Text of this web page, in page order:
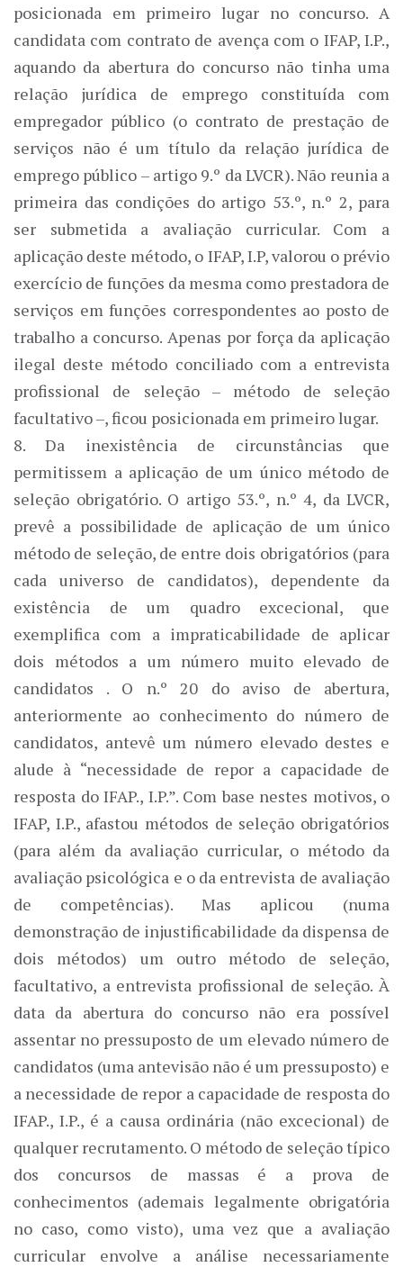
posicionada em primeiro lugar no concurso. A
candidata com contrato de avença com o IFAP, I.P.,
aquando da abertura do concurso não tinha uma
relação jurídica de emprego constituída com
empregador público (o contrato de prestação de
serviços não é um título da relação jurídica de
emprego público – artigo 9.º da LVCR). Não reunia a
primeira das condições do artigo 53.º, n.º 2, para
ser submetida a avaliação curricular. Com a
aplicação deste método, o IFAP, I.P, valorou o prévio
exercício de funções da mesma como prestadora de
serviços em funções correspondentes ao posto de
trabalho a concurso. Apenas por força da aplicação
ilegal deste método conciliado com a entrevista
profissional de seleção – método de seleção
facultativo –, ficou posicionada em primeiro lugar.
8. Da inexistência de circunstâncias que
permitissem a aplicação de um único método de
seleção obrigatório. O artigo 53.º, n.º 4, da LVCR,
prevê a possibilidade de aplicação de um único
método de seleção, de entre dois obrigatórios (para
cada universo de candidatos), dependente da
existência de um quadro excecional, que
exemplifica com a impraticabilidade de aplicar
dois métodos a um número muito elevado de
candidatos . O n.º 20 do aviso de abertura,
anteriormente ao conhecimento do número de
candidatos, antevê um número elevado destes e
alude à “necessidade de repor a capacidade de
resposta do IFAP., I.P.”. Com base nestes motivos, o
IFAP, I.P., afastou métodos de seleção obrigatórios
(para além da avaliação curricular, o método da
avaliação psicológica e o da entrevista de avaliação
de competências). Mas aplicou (numa
demonstração de injustificabilidade da dispensa de
dois métodos) um outro método de seleção,
facultativo, a entrevista profissional de seleção. À
data da abertura do concurso não era possível
assentar no pressuposto de um elevado número de
candidatos (uma antevisão não é um pressuposto) e
a necessidade de repor a capacidade de resposta do
IFAP., I.P., é a causa ordinária (não excecional) de
qualquer recrutamento. O método de seleção típico
dos concursos de massas é a prova de
conhecimentos (ademais legalmente obrigatória
no caso, como visto), uma vez que a avaliação
curricular envolve a análise necessariamente